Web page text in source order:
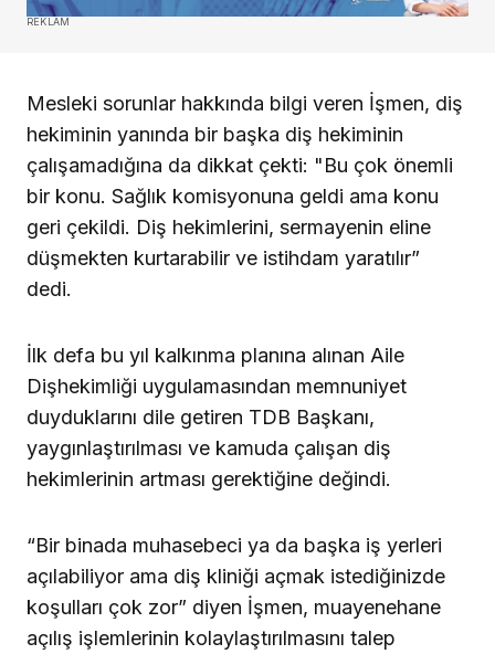
REKLAM
Mesleki sorunlar hakkında bilgi veren İşmen, diş
hekiminin yanında bir başka diş hekiminin
çalışamadığına da dikkat çekti: "Bu çok önemli
bir konu. Sağlık komisyonuna geldi ama konu
geri çekildi. Diş hekimlerini, sermayenin eline
düşmekten kurtarabilir ve istihdam yaratılır”
dedi.
İlk defa bu yıl kalkınma planına alınan Aile
Dişhekimliği uygulamasından memnuniyet
duyduklarını dile getiren TDB Başkanı,
yaygınlaştırılması ve kamuda çalışan diş
hekimlerinin artması gerektiğine değindi.
“Bir binada muhasebeci ya da başka iş yerleri
açılabiliyor ama diş kliniği açmak istediğinizde
koşulları çok zor” diyen İşmen, muayenehane
açılış işlemlerinin kolaylaştırılmasını talep